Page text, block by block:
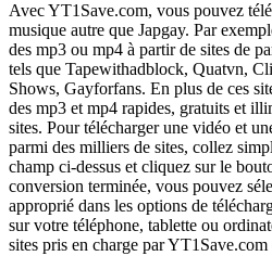
Avec YT1Save.com, vous pouvez
musique autre que Japgay. Par
des mp3 ou mp4 à partir de sites de
tels que Tapewithadblock, Quatvn,
Shows, Gayforfans. En plus de ces
des mp3 et mp4 rapides, gratuits et
sites. Pour télécharger une vidéo et
parmi des milliers de sites, collez
champ ci-dessus et cliquez sur le
conversion terminée, vous pouvez
approprié dans les options de
sur votre téléphone, tablette ou
sites pris en charge par YT1Save.com